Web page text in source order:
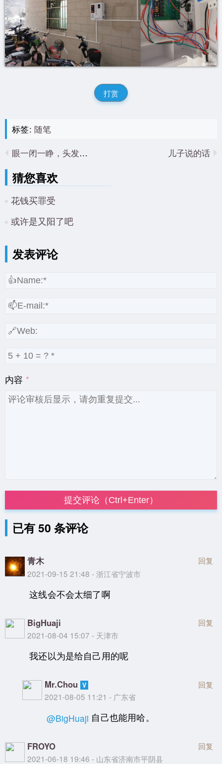
打赏
标签: 随笔
眼一闭一睁，头发没了
儿子说的话
猜您喜欢
花钱买罪受
或许是又阳了吧
发表评论
内容
提交评论（Ctrl+Enter）
已有 50 条评论
青木
2021-09-15 21:48 - 浙江省宁波市
回复
这线会不会太细了啊
BigHuaji
2021-08-04 15:07 - 天津市
回复
我还以为是给自己用的呢
Mr.Chou
2021-08-05 11:21 - 广东省
回复
@BigHuaji 自己也能用哈。
FROYO
2021-06-18 19:46 - 山东省济南市平阴县
回复